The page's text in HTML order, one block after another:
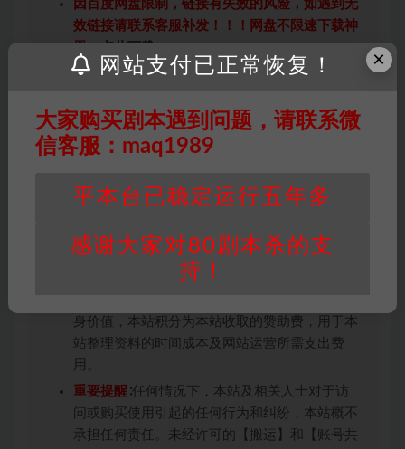
因百度网盘限制，链接有失效的风险，如遇到无
效链接请联系客服补发！！！网盘不限速下载神
免责声明： 本站所有剧本杀资源均为网友分享
用于商业用途!任何人访问、浏览本站，购买或
未购买，即代表已阅读本声明，理解并同意受本
条约约束，并遵守所有适用的法律法规。
版权归属：本站提供的任何剧本杀资源内容的版
权均属于机关版权或权利人。如有侵权，请发邮
件通知并提供相关证实资料至邮箱
448271243@qq.com，如若情况属实，我们将
会在三天内下架相关剧本攻略。
身价值，本站积分为本站收取的赞助费，用于本
站整理资料的时间成本及网站运营所需支出费
用。
重要提醒 ∶任何情况下，本站及相关人士对于访
问或购买使用引起的任何行为和纠纷，本站概不
承担任何责任。未经许可的【搬运】和【账号共
×
网站支付已正常恢复！
大家购买剧本遇到问题，请联系微
信客服：maq1989
平本台已稳定运行五年多
感谢大家对80剧本杀的支
持！